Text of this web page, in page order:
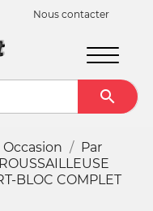
Nous contacter

Occasion
Par
BLOC COMPLET